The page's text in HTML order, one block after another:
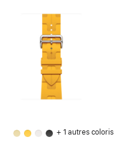
+ 1 autres coloris